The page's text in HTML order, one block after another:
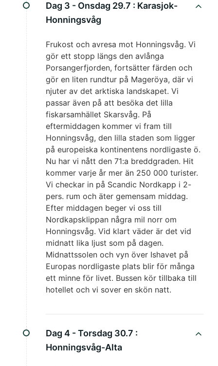
Dag 3 - Onsdag 29.7 : Karasjok-
Honningsvåg
Frukost och avresa mot Honningsvåg. Vi
gör ett stopp längs den avlånga
Porsangerfjorden, fortsätter färden och
gör en liten rundtur på Mageröya, där vi
njuter av det arktiska landskapet. Vi
passar även på att besöka det lilla
fiskarsamhället Skarsvåg. På
eftermiddagen kommer vi fram till
Honningsvåg, den lilla staden som ligger
på europeiska kontinentens nordligaste ö.
Nu har vi nått den 71:a breddgraden. Hit
kommer varje år mer än 250 000 turister.
Vi checkar in på Scandic Nordkapp i 2-
pers. rum och äter gemensam middag.
Efter middagen beger vi oss till
Nordkapsklippan några mil norr om
Honningsvåg. Vid klart väder är det vid
midnatt lika ljust som på dagen.
Midnattssolen och vyn över Ishavet på
Europas nordligaste plats blir för många
ett minne för livet. Bussen kör tillbaka till
hotellet och vi sover en skön natt.
Dag 4 - Torsdag 30.7 :
Honningsvåg-Alta